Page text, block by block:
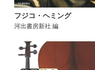
フジコ・ヘミング
河出書房新社 編